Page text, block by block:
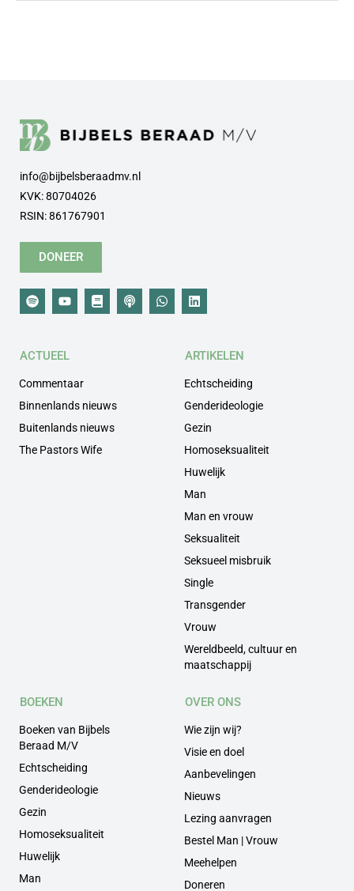
info@bijbelsberaadmv.nl
KVK: 80704026
RSIN: 861767901
DONEER
ACTUEEL
Commentaar
Binnenlands nieuws
Buitenlands nieuws
The Pastors Wife
ARTIKELEN
Echtscheiding
Genderideologie
Gezin
Homoseksualiteit
Huwelijk
Man
Man en vrouw
Seksualiteit
Seksueel misbruik
Single
Transgender
Vrouw
Wereldbeeld, cultuur en
maatschappij
BOEKEN
Boeken van Bijbels
Beraad M/V
Echtscheiding
Genderideologie
Gezin
Homoseksualiteit
Huwelijk
Man
OVER ONS
Wie zijn wij?
Visie en doel
Aanbevelingen
Nieuws
Lezing aanvragen
Bestel Man | Vrouw
Meehelpen
Doneren